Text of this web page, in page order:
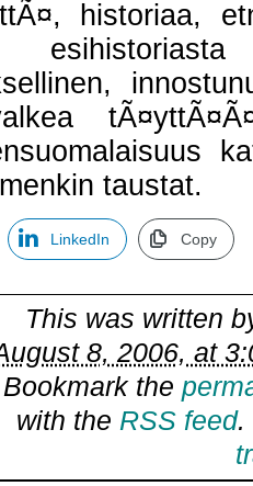
historiaa,
taustat.
LinkedIn Copy
This was written
8, 2006, at
Bookmark the
with the RSS feed.